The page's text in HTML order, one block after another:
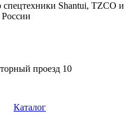
Shantui, TZCO и
проезд 10
Каталог